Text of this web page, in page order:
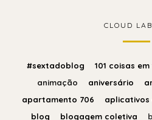
CLOUD
#sextadoblog 101 coisas em
animação
aniversário
apartamento 706
aplicativos
blog
blogagem coletiva